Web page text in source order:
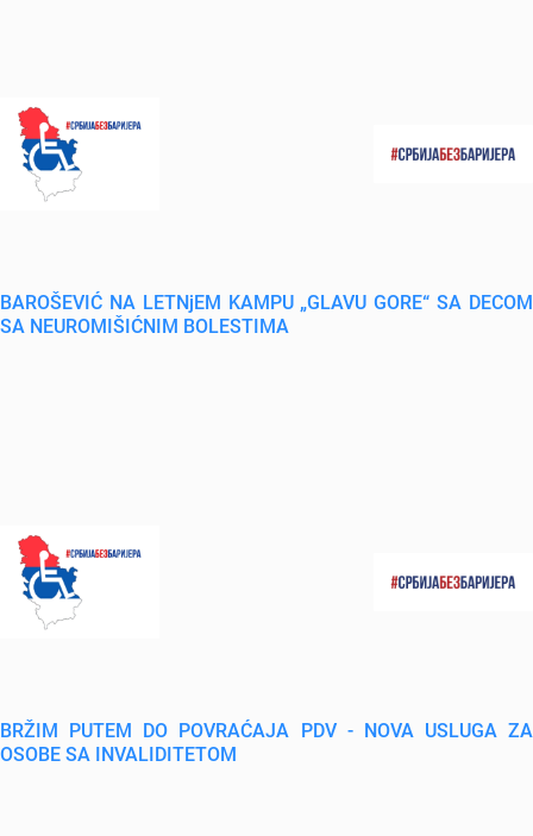
BAROŠEVIĆ NA LETNjEM KAMPU „GLAVU GORE“ SA DECOM
SA NEUROMIŠIĆNIM BOLESTIMA
BRŽIM PUTEM DO POVRAĆAJA PDV - NOVA USLUGA ZA
OSOBE SA INVALIDITETOM